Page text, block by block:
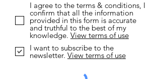
I agree to the terms & conditions, I
confirm that all the information
provided in this form is accurate
and truthful to the best of my
knowledge. View terms of use
I want to subscribe to the
newsletter. View terms of use